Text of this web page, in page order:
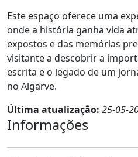
Este espaço oferece uma
onde a história ganha vida
expostos e das memórias
visitante a descobrir a
escrita e o legado de um
no Algarve.
Última atualização: 25-05-
Informações